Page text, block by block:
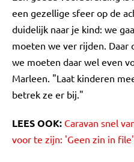
een gezellige sfeer op de
duidelijk naar je kind: we
moeten we ver rijden. Daar
we moeten daar wel even
Marleen. "Laat kinderen
betrek ze er bij."
LEES OOK: Caravan snel
voor te zijn: 'Geen zin in file'